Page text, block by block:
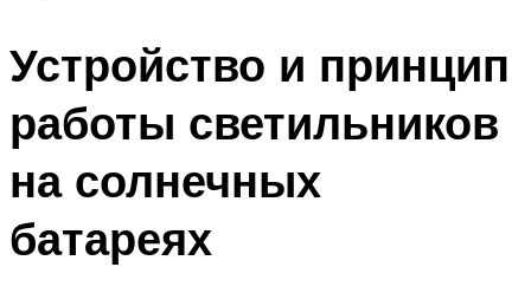
Устройство и принцип
работы светильников
на солнечных
батареях